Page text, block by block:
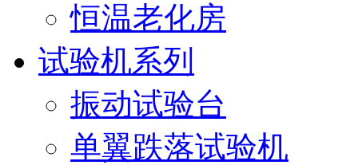
恒温老化房
试验机系列
振动试验台
单翼跌落试验机